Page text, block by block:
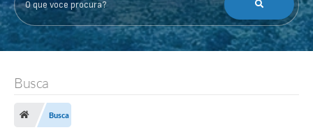
O que voce procura?
Busca
Busca